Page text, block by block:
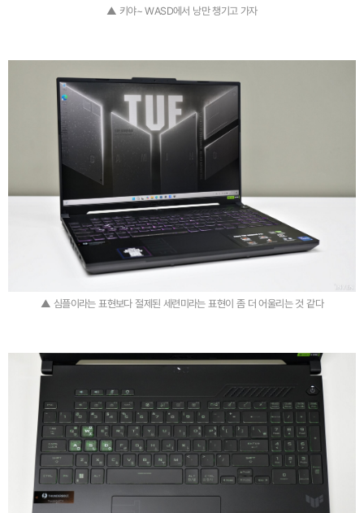
▲ 키야~ WASD에서 낭만 챙기고 가자
▲ 심플이라는 표현보다 절제된 세련미라는 표현이 좀 더 어울리는 것 같다